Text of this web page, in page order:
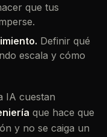
que tus
Definir qué
escala y cómo
IA cuestan
que hace que
y no se caiga un